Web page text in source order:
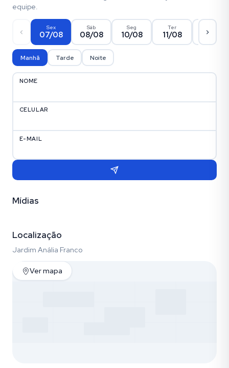
equipe.
Sex
07/08
Sáb
08/08
Seg
10/08
Ter
11/08 12/08
Manhã Tarde Noite
NOME
CELULAR
E-MAIL
Mídias
Localização
Jardim Anália Franco
Ver mapa